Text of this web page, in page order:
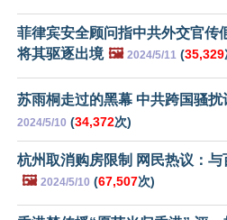
菲律宾安全顾问指中共外交官传
将其驱逐出境 🖼️ 2024/5/11 (35,329
苏雨桐走过的黑幕 中共跨国骚扰
2024/5/10 (34,372次)
杭州取消购房限制 网民热议：与
🖼️ 2024/5/10 (67,507次)